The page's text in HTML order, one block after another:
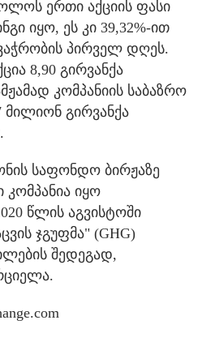
ერთი აქციის ფასი
იყო, ეს კი 39,32%-ით
პირველ დღეს.
8,90 გირვანქა
კომპანიის საბაზრო
მილიონ გირვანქა
საფონდო ბირჟაზე
იყო
წლის აგვისტოში
ჯგუფმა" (GHG)
შედეგად,